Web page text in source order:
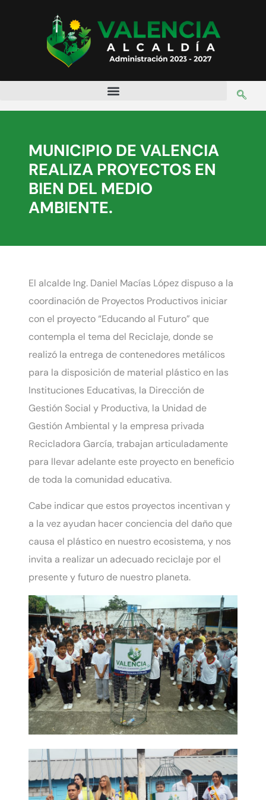
MUNICIPIO DE VALENCIA
REALIZA PROYECTOS EN
BIEN DEL MEDIO
AMBIENTE.
El alcalde Ing. Daniel Macías López dispuso a la
coordinación de Proyectos Productivos iniciar
con el proyecto “Educando al Futuro” que
contempla el tema del Reciclaje, donde se
realizó la entrega de contenedores metálicos
para la disposición de material plástico en las
Instituciones Educativas, la Dirección de
Gestión Social y Productiva, la Unidad de
Gestión Ambiental y la empresa privada
Recicladora García, trabajan articuladamente
para llevar adelante este proyecto en beneficio
de toda la comunidad educativa.
Cabe indicar que estos proyectos incentivan y
a la vez ayudan hacer conciencia del daño que
causa el plástico en nuestro ecosistema, y nos
invita a realizar un adecuado reciclaje por el
presente y futuro de nuestro planeta.